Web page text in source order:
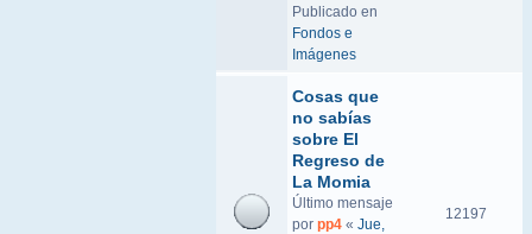
Publicado en
Fondos e
Imágenes
Cosas que
no sabías
sobre El
Regreso de
La Momia
Último mensaje
por pp4 « Jue,
12197